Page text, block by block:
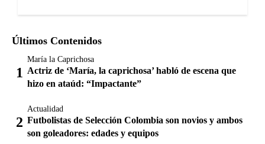
Últimos Contenidos
María la Caprichosa
Actriz de ‘María, la caprichosa’ habló de escena que
hizo en ataúd: “Impactante”
Actualidad
Futbolistas de Selección Colombia son novios y ambos
son goleadores: edades y equipos